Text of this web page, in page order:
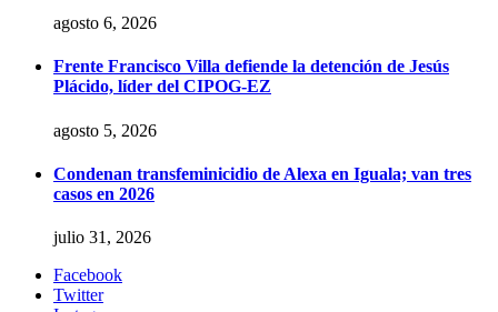
agosto 6, 2026
Frente Francisco Villa defiende la detención de Jesús
Plácido, líder del CIPOG-EZ
agosto 5, 2026
Condenan transfeminicidio de Alexa en Iguala; van tres
casos en 2026
julio 31, 2026
Facebook
Twitter